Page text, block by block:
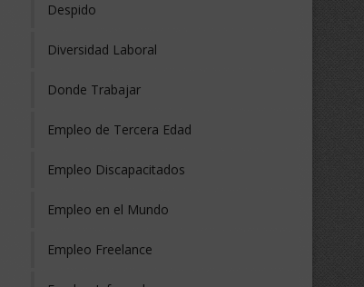
Despido
Diversidad Laboral
Donde Trabajar
Empleo de Tercera Edad
Empleo Discapacitados
Empleo en el Mundo
Empleo Freelance